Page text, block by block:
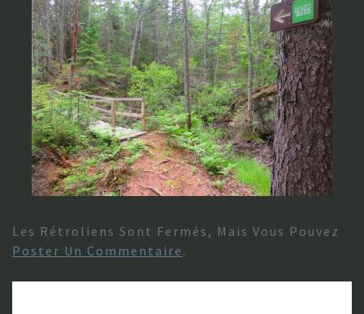
Les Rétroliens Sont Fermés, Mais Vous Pouvez
Poster Un Commentaire .